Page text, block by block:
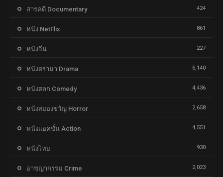
สารคดี Documentary 424
หนัง NetFlix 861
หนังจีน 227
หนังดราม่า Drama 6,140
หนังตลก Comedy 4,436
หนังสยองขวัญ Horror 2,658
หนังแอคชั่น Action 4,551
หนังไทย 930
อาชญากรรม Crime 2,023